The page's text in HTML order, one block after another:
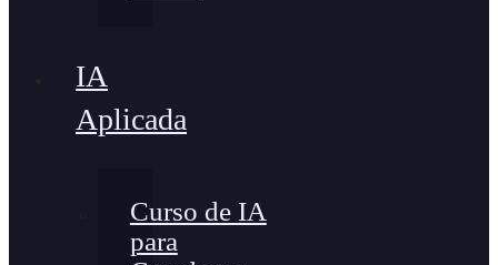
IA
Aplicada
Curso de IA
para